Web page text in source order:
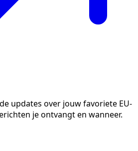
updates over jouw favoriete EU-
je ontvangt en wanneer.